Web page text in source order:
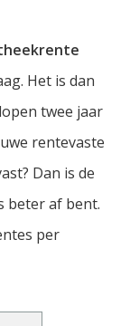
Het is dan
twee jaar
rentevaste
Dan is de
beter af bent.
per